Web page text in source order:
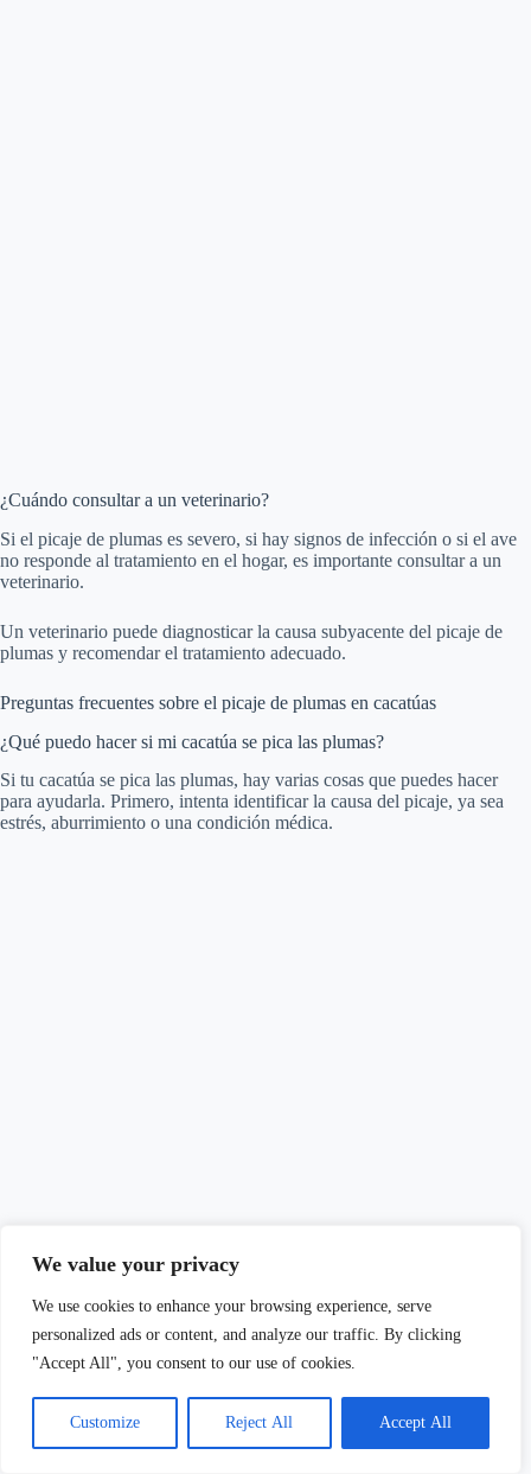
We value your privacy
We use cookies to enhance your browsing experience, serve
personalized ads or content, and analyze our traffic. By clicking
"Accept All", you consent to our use of cookies.
Customize Reject All Accept All
¿Cuándo consultar a un veterinario?
Si el picaje de plumas es severo, si hay signos de infección o si el ave
no responde al tratamiento en el hogar, es importante consultar a un
veterinario.
Un veterinario puede diagnosticar la causa subyacente del picaje de
plumas y recomendar el tratamiento adecuado.
Preguntas frecuentes sobre el picaje de plumas en cacatúas
¿Qué puedo hacer si mi cacatúa se pica las plumas?
Si tu cacatúa se pica las plumas, hay varias cosas que puedes hacer
para ayudarla. Primero, intenta identificar la causa del picaje, ya sea
estrés, aburrimiento o una condición médica.